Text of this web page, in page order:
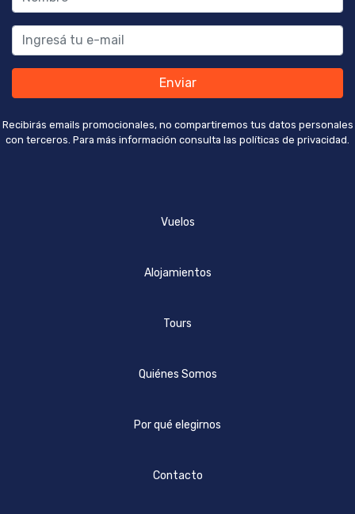
Enviar
Recibirás emails promocionales, no compartiremos tus datos personales
con terceros. Para más información consulta las políticas de privacidad.
Vuelos
Alojamientos
Tours
Quiénes Somos
Por qué elegirnos
Contacto